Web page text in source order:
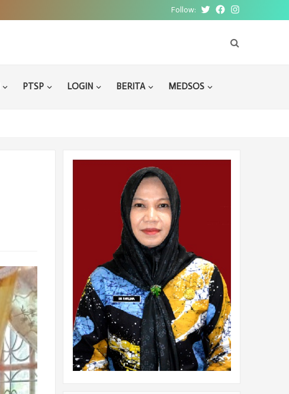
Follow: TwitterFacebookInstagram
PTSP LOGIN BERITA MEDSOS